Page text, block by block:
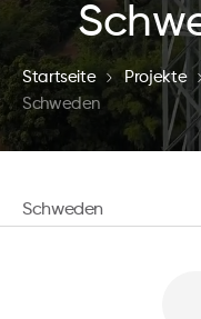
Startseite Projekte
Schweden
Schweden